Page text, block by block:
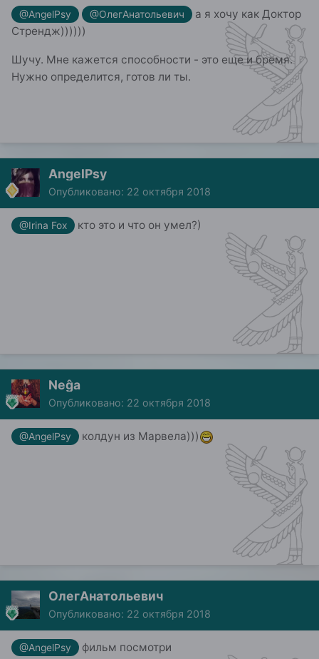
@AngelPsy @ОлегАнатольевич
а я хочу как Доктор
Стрендж))))))
Шучу. Мне кажется способности - это еще и бремя.
Нужно определится, готов ли ты.
AngelPsy
Опубликовано: 22 октября 2018
@Irina Fox кто это и что он умел?)
Neĝa
Опубликовано: 22 октября 2018
@AngelPsy колдун из Марвела)))
ОлегАнатольевич
Опубликовано: 22 октября 2018
@AngelPsy фильм посмотри